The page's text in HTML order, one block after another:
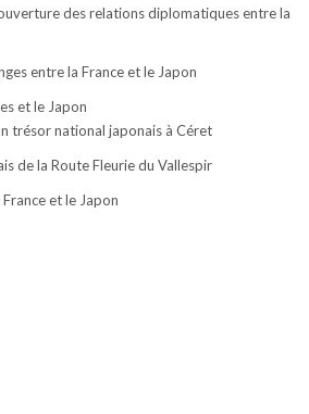
des relations diplomatiques entre la
entre la France et le Japon
et le Japon
trésor national japonais à Céret
de la Route Fleurie du Vallespir
et le Japon